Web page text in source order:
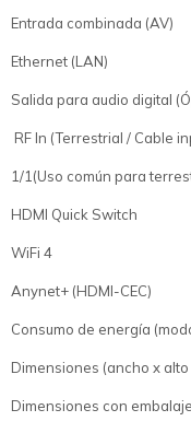
Entrada combinada (AV)
Ethernet (LAN)
Salida para audio digital
RF In (Terrestrial / Cable
1/1(Uso común para
HDMI Quick Switch
WiFi 4
Anynet+ (HDMI-CEC)
Consumo de energía
Dimensiones (ancho x
Dimensiones con